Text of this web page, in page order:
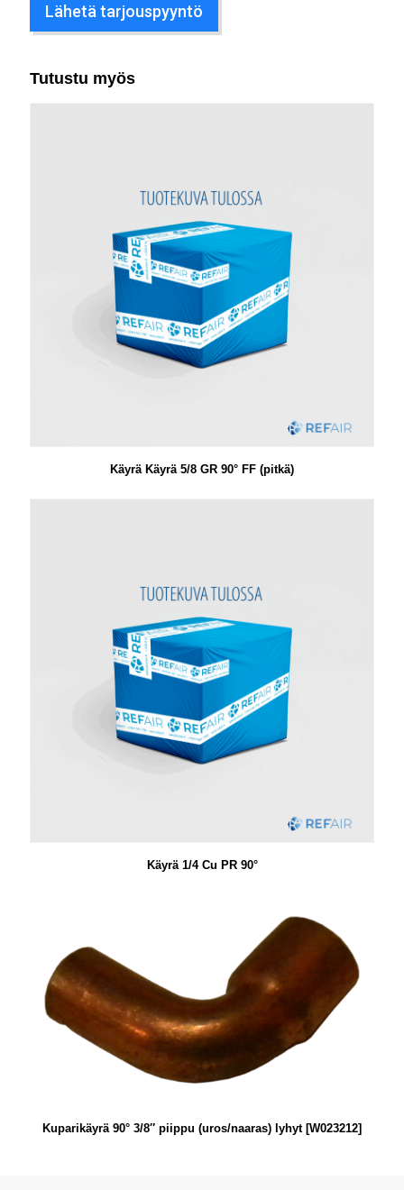
Lähetä tarjouspyyntö
Tutustu myös
Käyrä Käyrä 5/8 GR 90° FF (pitkä)
Käyrä 1/4 Cu PR 90°
Kuparikäyrä 90° 3/8″ piippu (uros/naaras) lyhyt [W023212]